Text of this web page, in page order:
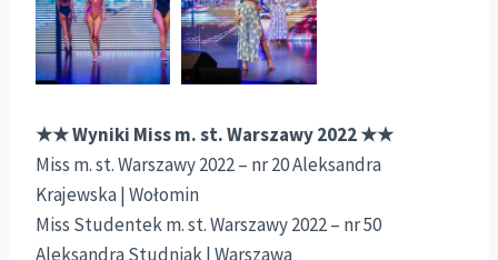
★★ Wyniki Miss m. st. Warszawy 2022 ★★
Miss m. st. Warszawy 2022 – nr 20 Aleksandra
Krajewska | Wołomin
Miss Studentek m. st. Warszawy 2022 – nr 50
Aleksandra Studniak | Warszawa